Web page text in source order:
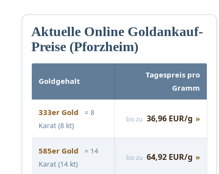
Aktuelle Online Goldankauf-
Preise (Pforzheim)
Goldgehalt
Tagespreis pro
Gramm
333er Gold
= 8
Karat (8 kt)
bis zu 36,96 EUR/g »
585er Gold
= 14
Karat (14 kt)
bis zu 64,92 EUR/g »